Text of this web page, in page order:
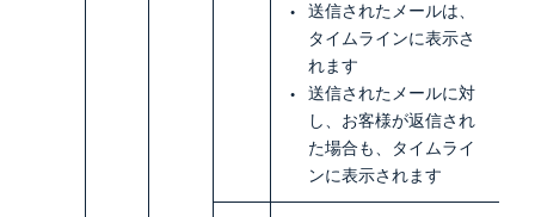
送信されたメールは、
タイムラインに表示さ
れます
送信されたメールに対
し、お客様が返信され
た場合も、タイムライ
ンに表示されます